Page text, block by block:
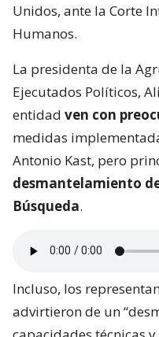
Unidos, ante la Corte
Humanos.
La presidenta de la
Ejecutados Políticos,
entidad ven con
medidas
Antonio Kast, pero
desmantelamiento
Búsqueda.
Incluso, los
advirtieron de un